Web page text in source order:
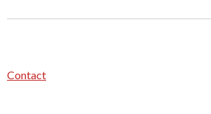
Contact